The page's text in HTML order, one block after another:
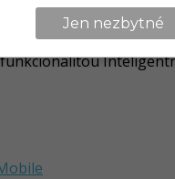
kterých musí být
funkcionalitou
Jen nezbytné